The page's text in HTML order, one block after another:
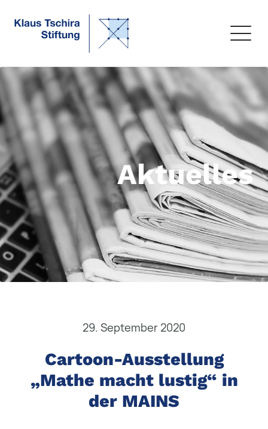
Aktuelles
29. September 2020
Cartoon-Ausstellung
„Mathe macht lustig“ in
der MAINS